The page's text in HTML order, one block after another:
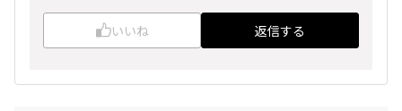
いいね 返信する